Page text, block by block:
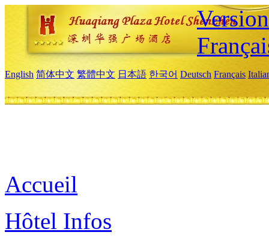
English 简体中文 繁體中文 日本語 한국어 Deutsch Français
Accueil
Hôtel Infos